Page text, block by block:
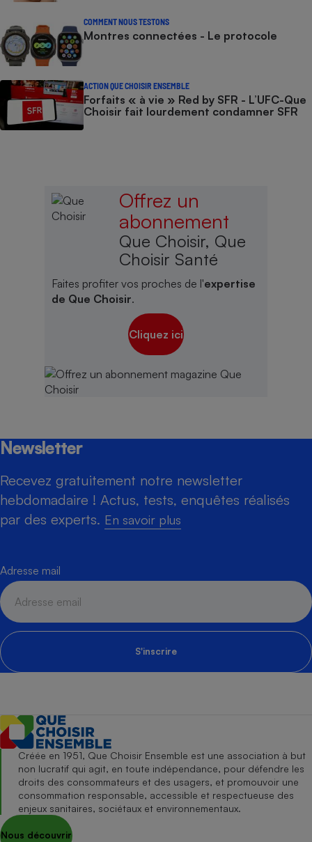
COMMENT NOUS TESTONS
Montres connectées - Le protocole
ACTION QUE CHOISIR ENSEMBLE
Forfaits « à vie » Red by SFR - L’UFC-Que
Choisir fait lourdement condamner SFR
Offrez un
abonnement
Que Choisir, Que
Choisir Santé
Faites profiter vos proches de l'expertise
de Que Choisir.
Cliquez ici
Newsletter
Recevez gratuitement notre newsletter
hebdomadaire ! Actus, tests, enquêtes réalisés
par des experts. En savoir plus
Adresse mail
S'inscrire
Créée en 1951, Que Choisir Ensemble est une association à but
non lucratif qui agit, en toute indépendance, pour défendre les
droits des consommateurs et des usagers, et promouvoir une
consommation responsable, accessible et respectueuse des
enjeux sanitaires, sociétaux et environnementaux.
Nous découvrir